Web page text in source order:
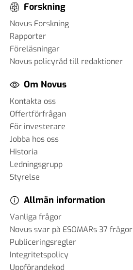
Forskning
Novus Forskning
Rapporter
Föreläsningar
Novus policyråd till redaktioner
Om Novus
Kontakta oss
Offertförfrågan
För investerare
Jobba hos oss
Historia
Ledningsgrupp
Styrelse
Allmän information
Vanliga frågor
Novus svar på ESOMARs 37 frågor
Publiceringsregler
Integritetspolicy
Uppförandekod